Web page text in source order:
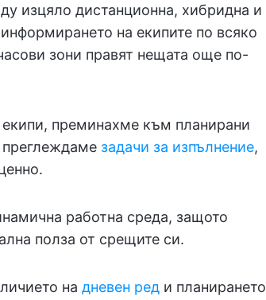
изцяло дистанционна, хибридна и
на екипите по всяко
зони правят нещата още по-
преминахме към планирани
задачи за изпълнение,
работна среда, защото
полза от срещите си.
на дневен ред и планирането